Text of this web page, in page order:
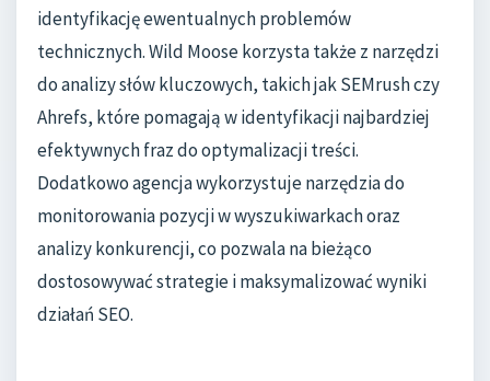
identyfikację ewentualnych problemów
technicznych. Wild Moose korzysta także z narzędzi
do analizy słów kluczowych, takich jak SEMrush czy
Ahrefs, które pomagają w identyfikacji najbardziej
efektywnych fraz do optymalizacji treści.
Dodatkowo agencja wykorzystuje narzędzia do
monitorowania pozycji w wyszukiwarkach oraz
analizy konkurencji, co pozwala na bieżąco
dostosowywać strategie i maksymalizować wyniki
działań SEO.